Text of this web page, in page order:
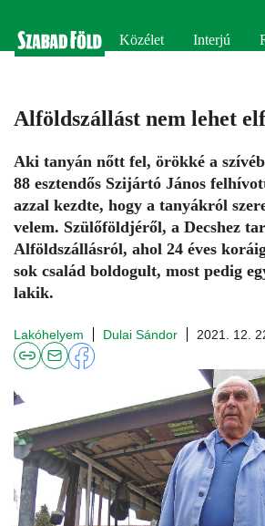
Közélet Interjú
Alföldszállást nem lehet
Aki tanyán nőtt fel, örökké a
88 esztendős Szijártó János
azzal kezdte, hogy a tanyákról
velem. Szülőföldjéről, a Decshez
Alföldszállásról, ahol 24 éves
sok család boldogult, most pedig
lakik.
Lakóhelyem Dulai Sándor 2021. 12.